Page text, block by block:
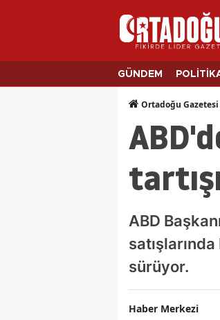
GÜNDEM
Ortadoğu Gazetesi
ABD
sürüyor.
Haber Merkezi